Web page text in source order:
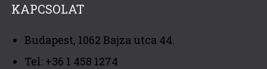
KAPCSOLAT
Budapest, 1062 Bajza utca 44.
Tel: +36 1 458 1274